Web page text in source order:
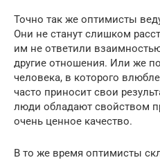
Точно так же оптимисты
Они не станут слишком
им не ответили
другие отношения. Или же
человека, в которого
часто приносит свои
люди обладают свойством
очень ценное качество.
В то же время оптимисты